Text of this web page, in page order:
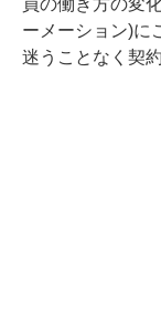
ーメーション)に
迷うことなく契